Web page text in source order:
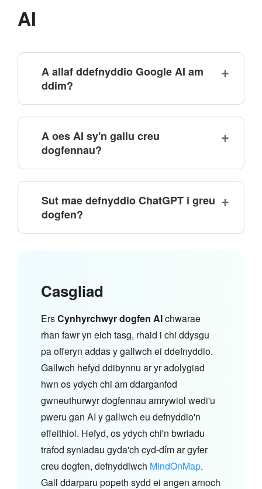
AI
A allaf ddefnyddio Google AI am
ddim?
A oes AI sy'n gallu creu
dogfennau?
Sut mae defnyddio ChatGPT i greu
dogfen?
Casgliad
ErsCynhyrchwyr dogfen AIchwarae
rhan fawr yn eich tasg, rhaid i chi ddysgu
pa offeryn addas y gallwch ei ddefnyddio.
Gallwch hefyd ddibynnu ar yr adolygiad
hwn os ydych chi am ddarganfod
gwneuthurwyr dogfennau amrywiol wedi'u
pweru gan AI y gallwch eu defnyddio'n
effeithiol. Hefyd, os ydych chi'n bwriadu
trafod syniadau gyda'ch cyd-dîm ar gyfer
creu dogfen, defnyddiwch MindOnMap.
Gall ddarparu popeth sydd ei angen arnoch